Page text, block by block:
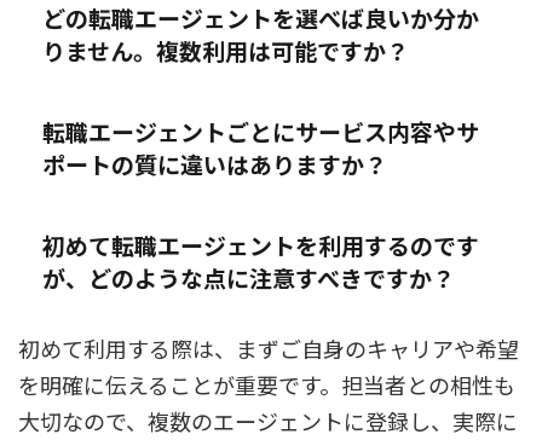
どの転職エージェントを選べば良いか分か
りません。複数利用は可能ですか？
転職エージェントごとにサービス内容やサ
ポートの質に違いはありますか？
初めて転職エージェントを利用するのです
が、どのような点に注意すべきですか？
初めて利用する際は、まずご自身のキャリアや希望
を明確に伝えることが重要です。担当者との相性も
大切なので、複数のエージェントに登録し、実際に